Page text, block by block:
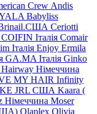
Crew Andis
Babyliss
Ceriotti
COIFIN Італія Comair
Італія Enjoy Ermila
GA.MA Італія Ginko
Hairway Німеччина
MY HAIR Infinity
JRL США Kaara (
Німеччина Moser
Olaplex Olivia